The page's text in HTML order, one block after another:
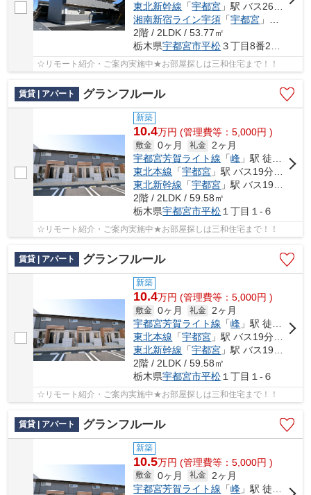
東北新幹線 「宇都宮 」駅 バス26分 「平松神社前」 停歩6分
湘南新宿ライン宇須 「宇都宮 」駅 バス26分 「平松神社前」 停歩6分
2階 / 2LDK / 53.77㎡
栃木県宇都宮市平松３丁目8番24号
☆リモート紹介・ご案内実施中★お部屋探しは三和住宅まで！！
賃貸 | アパート グランフルール
新築
10.4万円 (管理費等：5,000円 )
敷金 0ヶ月 礼金
2ヶ月
宇都宮芳賀ライト線 「峰 」駅 徒歩28分
東北本線 「宇都宮 」駅 バス19分 「平松本町公民館」 停歩4分
東北新幹線 「宇都宮 」駅 バス19分 「平松本町公民館」 停歩4分
2階 / 2LDK / 59.58㎡
栃木県宇都宮市平松 １丁目１-６
☆リモート紹介・ご案内実施中★お部屋探しは三和住宅まで！！
賃貸 | アパート グランフルール
新築
10.4万円 (管理費等：5,000円 )
敷金 0ヶ月 礼金
2ヶ月
宇都宮芳賀ライト線 「峰 」駅 徒歩28分
東北本線 「宇都宮 」駅 バス19分 「平松本町公民館」 停歩4分
東北新幹線 「宇都宮 」駅 バス19分 「平松本町公民館」 停歩4分
2階 / 2LDK / 59.58㎡
栃木県宇都宮市平松 １丁目１-６
☆リモート紹介・ご案内実施中★お部屋探しは三和住宅まで！！
賃貸 | アパート グランフルール
新築
10.5万円 (管理費等：5,000円 )
敷金 0ヶ月 礼金
2ヶ月
宇都宮芳賀ライト線 「峰 」駅 徒歩28分